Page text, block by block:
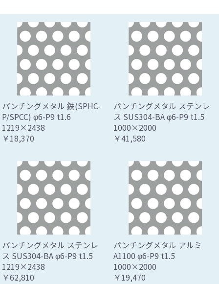
パンチングメタル 鉄(SPHC-
P/SPCC) φ6-P9 t1.6
1219×2438
￥18,370
パンチングメタル ステンレ
ス SUS304-BA φ6-P9 t1.5
1000×2000
￥41,580
パンチングメタル ステンレ
ス SUS304-BA φ6-P9 t1.5
1219×2438
￥62,810
パンチングメタル アルミ
A1100 φ6-P9 t1.5
1000×2000
￥19,470